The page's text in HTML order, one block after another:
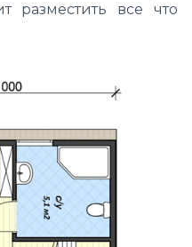
разместить все что